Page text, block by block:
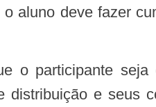
aluno deve fazer
e seus